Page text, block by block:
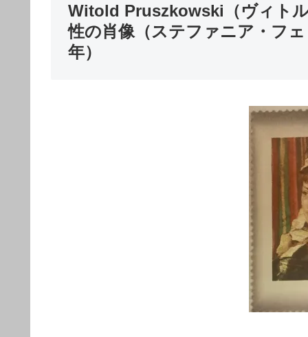
Witold Pruszkowski（ヴィト
性の肖像（ステファニア・フ
年）